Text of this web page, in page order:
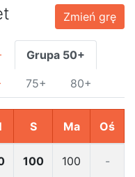
Zmień grę
Grupa 50+
75+ 80+
S Ma Oś
100 100 -